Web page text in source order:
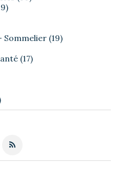
Sommelier (19)
(17)